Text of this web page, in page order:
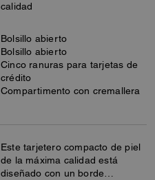
calidad
Bolsillo abierto
Bolsillo abierto
Cinco ranuras para tarjetas de
crédito
Compartimento con cremallera
Este tarjetero compacto de piel
de la máxima calidad está
diseñado con un borde